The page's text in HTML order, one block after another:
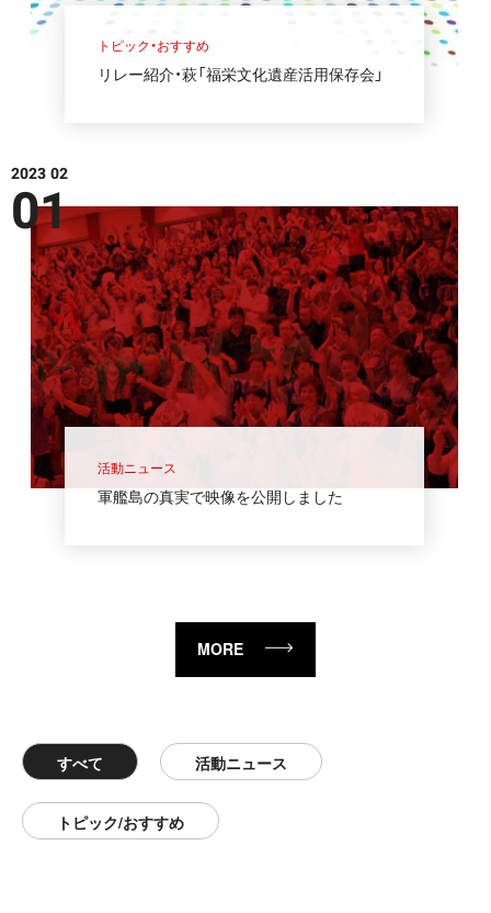
トピック・おすすめ
リレー紹介・萩「福栄文化遺産活用保存会」
2023 02
01
活動ニュース
軍艦島の真実で映像を公開しました
MORE
すべて 活動ニュース
トピック/おすすめ